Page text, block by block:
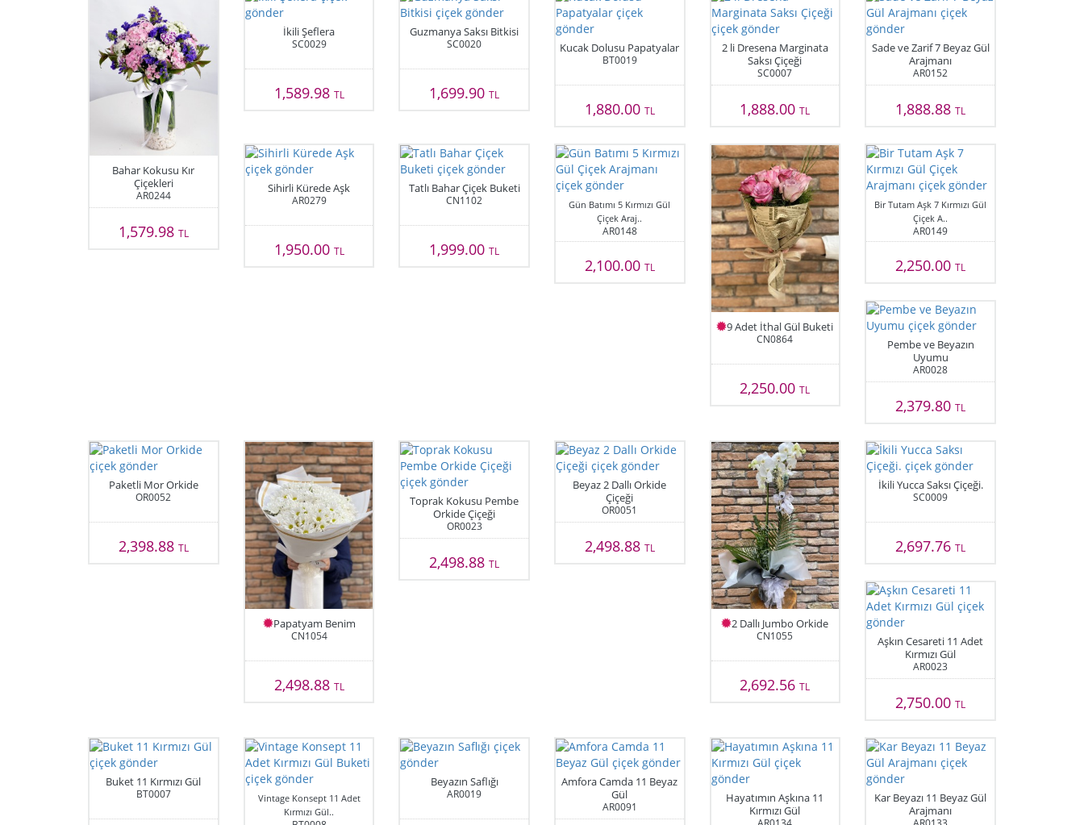
Bahar Kokusu Kır
Çiçekleri
AR0244
1,579.98 TL
İkili Şeflera
SC0029
1,589.98 TL
Guzmanya Saksı Bitkisi
SC0020
1,699.90TL
Kucak Dolusu Papatyalar
BT0019
1,880.00 TL
2 li Dresena Marginata
Saksı Çiçeği
SC0007
1,888.00TL
Sade ve Zarif 7 Beyaz Gül
Arajmanı
AR0152
1,888.88TL
Sihirli Kürede Aşk
AR0279
1,950.00 TL
Tatlı Bahar Çiçek Buketi
CN1102
1,999.00TL
Gün Batımı 5 Kırmızı Gül
Çiçek Araj..
AR0148
2,100.00 TL
9 Adet İthal Gül Buketi
CN0864
2,250.00TL
Bir Tutam Aşk 7 Kırmızı Gül
Çiçek A..
AR0149
2,250.00TL
Pembe ve Beyazın
Uyumu
AR0028
2,379.80TL
Paketli Mor Orkide
OR0052
2,398.88 TL
Papatyam Benim
CN1054
2,498.88 TL
Toprak Kokusu Pembe
Orkide Çiçeği
OR0023
2,498.88TL
Beyaz 2 Dallı Orkide
Çiçeği
OR0051
2,498.88 TL
2 Dallı Jumbo Orkide
CN1055
2,692.56TL
İkili Yucca Saksı Çiçeği.
SC0009
2,697.76TL
Aşkın Cesareti 11 Adet
Kırmızı Gül
AR0023
2,750.00TL
Buket 11 Kırmızı Gül
BT0007
Vintage Konsept 11 Adet
Kırmızı Gül..
Beyazın Saflığı
AR0019
Amfora Camda 11 Beyaz
Gül
AR0091
Hayatımın Aşkına 11
Kırmızı Gül
Kar Beyazı 11 Beyaz Gül
Arajmanı